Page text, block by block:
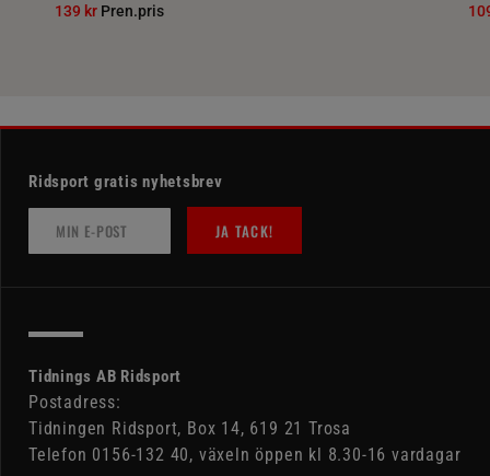
139 kr Pren.pris
Ridsport gratis nyhetsbrev
JA TACK!
Tidnings AB Ridsport
Postadress:
Tidningen Ridsport, Box 14, 619 21 Trosa
Telefon 0156-132 40, växeln öppen kl 8.30-16 vardagar